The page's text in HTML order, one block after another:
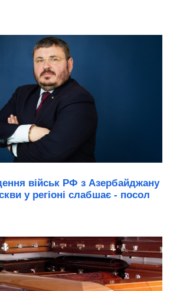
військ РФ з Азербайджану
у регіоні слабшає - посол